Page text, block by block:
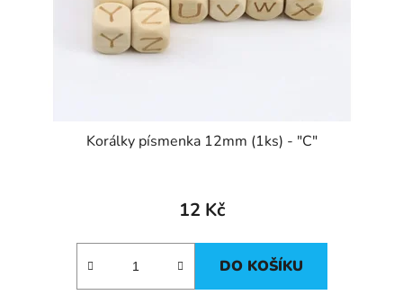
Korálky písmenka 12mm (1ks) - "C"
12 Kč
DO KOŠÍKU